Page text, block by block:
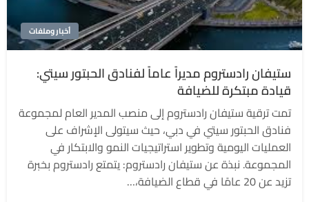
أخبار وملفات
ستيفان رادستروم مديراً عاماً لفنادق الحبتور سيتي:
قيادة مبتكرة للضيافة
تمت ترقية ستيفان رادستروم إلى منصب المدير العام لمجموعة
فنادق الحبتور سيتي في دبي، حيث سيتولى الإشراف على
العمليات اليومية وتطوير استراتيجيات النمو والابتكار في
المجموعة. نبذة عن ستيفان رادستروم: يتمتع رادستروم بخبرة
تزيد عن 20 عامًا في قطاع الضيافة،…